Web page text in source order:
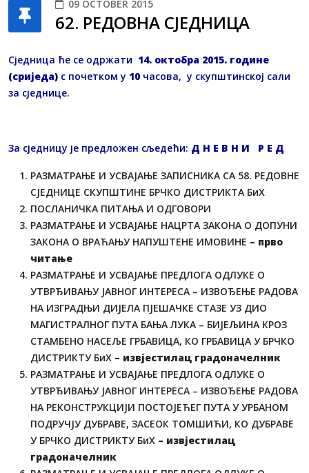
09 OCTOBER 2015
62. РЕДОВНА СЈЕДНИЦА
Сједница ће се одржати 14. октобра 2015. године
(сриједа) с почетком у 10 часова, у скупштинској сали
за сједнице.
За сједницу је предложен сљедећи: Д Н Е В Н И Р Е Д
РАЗМАТРАЊЕ И УСВАЈАЊЕ ЗАПИСНИКА СА 58. РЕДОВНЕ
СЈЕДНИЦЕ СКУПШТИНЕ БРЧКО ДИСТРИКТА БиХ
ПОСЛАНИЧКА ПИТАЊА И ОДГОВОРИ
РАЗМАТРАЊЕ И УСВАЈАЊЕ НАЦРТА ЗАКОНА О ДОПУНИ
ЗАКОНА О ВРАЋАЊУ НАПУШТЕНЕ ИМОВИНЕ – прво
читање
РАЗМАТРАЊЕ И УСВАЈАЊЕ ПРЕДЛОГА ОДЛУКЕ О
УТВРЂИВАЊУ ЈАВНОГ ИНТЕРЕСА – ИЗВОЂЕЊЕ РАДОВА
НА ИЗГРАДЊИ ДИЈЕЛА ПЈЕШАЧКЕ СТАЗЕ УЗ ДИО
МАГИСТРАЛНОГ ПУТА БАЊА ЛУКА – БИЈЕЉИНА КРОЗ
СТАМБЕНО НАСЕЉЕ ГРБАВИЦА, КО ГРБАВИЦА У БРЧКО
ДИСТРИКТУ БиХ – извјестилац градоначелник
РАЗМАТРАЊЕ И УСВАЈАЊЕ ПРЕДЛОГА ОДЛУКЕ О
УТВРЂИВАЊУ ЈАВНОГ ИНТЕРЕСА – ИЗВОЂЕЊЕ РАДОВА
НА РЕКОНСТРУКЦИЈИ ПОСТОЈЕЋЕГ ПУТА У УРБАНОМ
ПОДРУЧЈУ ДУБРАВЕ, ЗАСЕОК ТОМШИЋИ, КО ДУБРАВЕ
У БРЧКО ДИСТРИКТУ БиХ – извјестилац
градоначелник